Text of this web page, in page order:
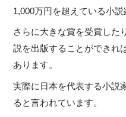
1,000万円を超えている小説
さらに大きな賞を受賞した
説を出版することができれ
あります。
実際に日本を代表する小説
ると言われています。